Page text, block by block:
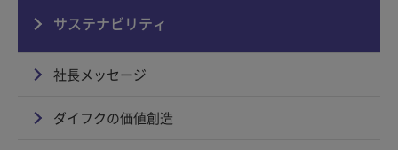
サステナビリティ
社長メッセージ
ダイフクの価値創造